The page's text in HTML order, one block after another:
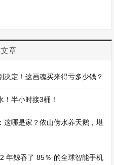
章
定！这画魂买来得亏多少钱？
半小时接3桶！
这哪是家？依山傍水养天鹅，堪
年鲸吞了 85％ 的全球智能手机